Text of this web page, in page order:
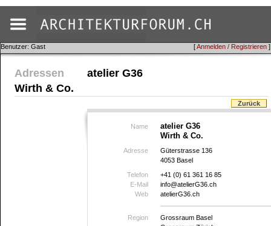
[Anmelden / Registrieren ]
Benutzer: Gast
Adressen
atelier G36
Wirth & Co.
Zurück
Name
atelier G36
Wirth & Co.
Adresse
Güterstrasse 136
4053 Basel
Telefon
+41 (0) 61 361 16 85
E-Mail
info@atelierG36.ch
Web
atelierG36.ch
Region
Grossraum Basel